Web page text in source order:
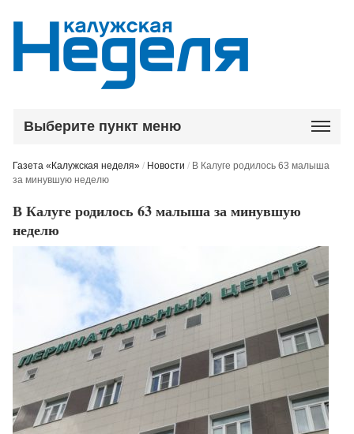
Выберите пункт меню
Газета «Калужская неделя» / Новости / В Калуге родилось 63 малыша
за минувшую неделю
В Калуге родилось 63 малыша за минувшую
неделю